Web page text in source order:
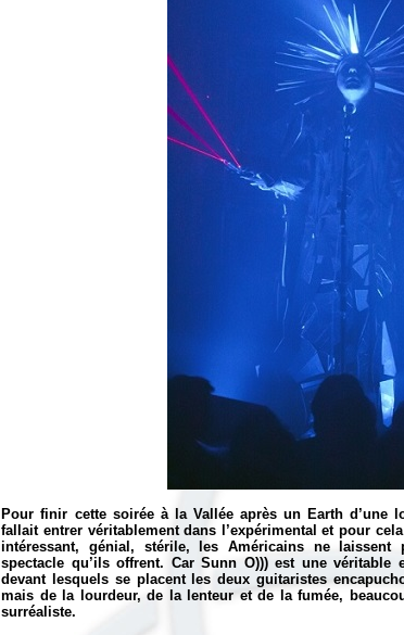
Pour finir cette soirée à la Vallée après un Earth d’une
fallait entrer véritablement dans l’expérimental et pour
intéressant, génial, stérile, les Américains ne
spectacle qu’ils offrent. Car Sunn O))) est une véritable
devant lesquels se placent les deux guitaristes
mais de la lourdeur, de la lenteur et de la fumée,
surréaliste.